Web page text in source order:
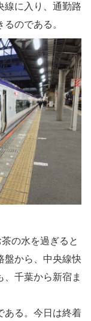
線に入り、通勤路
のである。
の水を過ぎると
盤から、中央線快
千葉から新宿ま
る。今日は終着